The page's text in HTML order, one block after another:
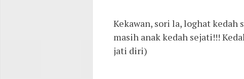
Kekawan, sori la, loghat kedah
masih anak kedah sejati!!!
jati diri)